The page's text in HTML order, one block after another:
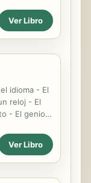
Ver Libro
idioma - El
reloj - El
- El genio
del
- El genio
- El genio
Ver Libro